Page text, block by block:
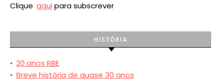
Clique aqui para subscrever
HISTÓRIA
• 20 anos RBE
• Breve história de quase 30 anos